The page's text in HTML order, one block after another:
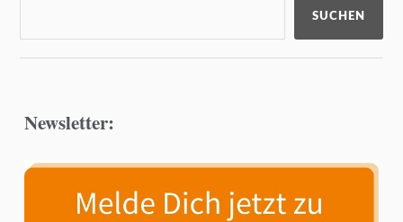
SUCHEN
Newsletter: